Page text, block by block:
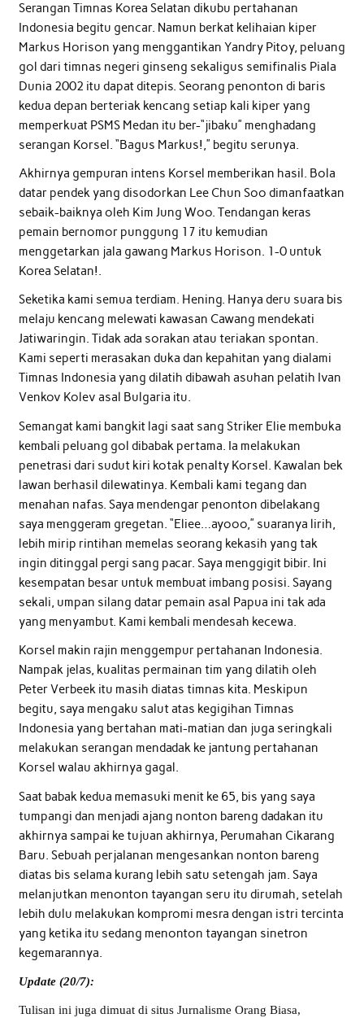
Serangan Timnas Korea Selatan dikubu pertahanan
Indonesia begitu gencar. Namun berkat kelihaian kiper
Markus Horison yang menggantikan Yandry Pitoy, peluang
gol dari timnas negeri ginseng sekaligus semifinalis Piala
Dunia 2002 itu dapat ditepis. Seorang penonton di baris
kedua depan berteriak kencang setiap kali kiper yang
memperkuat PSMS Medan itu ber-“jibaku” menghadang
serangan Korsel. “Bagus Markus!,” begitu serunya.
Akhirnya gempuran intens Korsel memberikan hasil. Bola
datar pendek yang disodorkan Lee Chun Soo dimanfaatkan
sebaik-baiknya oleh Kim Jung Woo. Tendangan keras
pemain bernomor punggung 17 itu kemudian
menggetarkan jala gawang Markus Horison. 1-0 untuk
Korea Selatan!.
Seketika kami semua terdiam. Hening. Hanya deru suara bis
melaju kencang melewati kawasan Cawang mendekati
Jatiwaringin. Tidak ada sorakan atau teriakan spontan.
Kami seperti merasakan duka dan kepahitan yang dialami
Timnas Indonesia yang dilatih dibawah asuhan pelatih Ivan
Venkov Kolev asal Bulgaria itu.
Semangat kami bangkit lagi saat sang Striker Elie membuka
kembali peluang gol dibabak pertama. Ia melakukan
penetrasi dari sudut kiri kotak penalty Korsel. Kawalan bek
lawan berhasil dilewatinya. Kembali kami tegang dan
menahan nafas. Saya mendengar penonton dibelakang
saya menggeram gregetan. “Eliee…ayooo,” suaranya lirih,
lebih mirip rintihan memelas seorang kekasih yang tak
ingin ditinggal pergi sang pacar. Saya menggigit bibir. Ini
kesempatan besar untuk membuat imbang posisi. Sayang
sekali, umpan silang datar pemain asal Papua ini tak ada
yang menyambut. Kami kembali mendesah kecewa.
Korsel makin rajin menggempur pertahanan Indonesia.
Nampak jelas, kualitas permainan tim yang dilatih oleh
Peter Verbeek itu masih diatas timnas kita. Meskipun
begitu, saya mengaku salut atas kegigihan Timnas
Indonesia yang bertahan mati-matian dan juga seringkali
melakukan serangan mendadak ke jantung pertahanan
Korsel walau akhirnya gagal.
Saat babak kedua memasuki menit ke 65, bis yang saya
tumpangi dan menjadi ajang nonton bareng dadakan itu
akhirnya sampai ke tujuan akhirnya, Perumahan Cikarang
Baru. Sebuah perjalanan mengesankan nonton bareng
diatas bis selama kurang lebih satu setengah jam. Saya
melanjutkan menonton tayangan seru itu dirumah, setelah
lebih dulu melakukan kompromi mesra dengan istri tercinta
yang ketika itu sedang menonton tayangan sinetron
kegemarannya.
Update (20/7):
Tulisan ini juga dimuat di situs Jurnalisme Orang Biasa,